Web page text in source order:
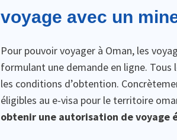
voyage avec un
Pour pouvoir voyager à Oman, les
formulant une demande en ligne. Tous
les conditions d’obtention.
éligibles au e-visa pour le territoire
obtenir une autorisation de voyage